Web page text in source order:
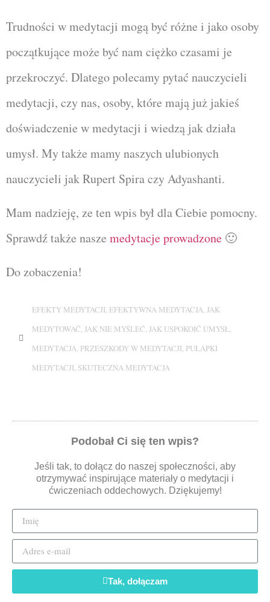
Trudności w medytacji mogą być różne i jako osoby
początkujące może być nam ciężko czasami je
przekroczyć. Dlatego polecamy pytać nauczycieli
medytacji, czy nas, osoby, które mają już jakieś
doświadczenie w medytacji i wiedzą jak działa
umysł. My także mamy naszych ulubionych
nauczycieli jak Rupert Spira czy Adyashanti.
Mam nadzieję, ze ten wpis był dla Ciebie pomocny.
Sprawdź także nasze medytacje prowadzone 🙂
Do zobaczenia!
EFEKTY MEDYTACJI, EFEKTYWNA MEDYTACJA,JAK
MEDYTOWAĆ,JAK NIE MYŚLEĆ,JAK USPOKOIĆ UMYSŁ,
MEDYTACJA, PRZESZKODY W MEDYTACJI, PUŁAPKI
MEDYTACJI, SKUTECZNA MEDYTACJA
Podobał Ci się ten wpis?
Jeśli tak, to dołącz do naszej społeczności, aby
otrzymywać inspirujące materiały o medytacji i
ćwiczeniach oddechowych. Dziękujemy!
Tak, dołączam